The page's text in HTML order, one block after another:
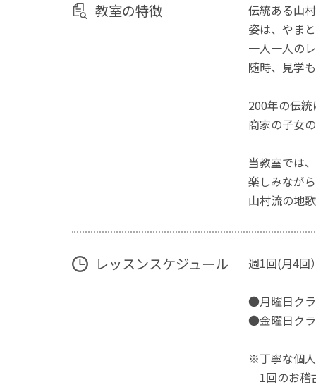
教室の特徴
伝統ある山
姿は、やま
一人一人の
随時、見学
200年の伝
商家の子女
当教室では
楽しみなが
山村流の地
レッスンスケジュール 週1回(月4回
●月曜日ク
●金曜日ク
※丁寧な個人
1回のお稽